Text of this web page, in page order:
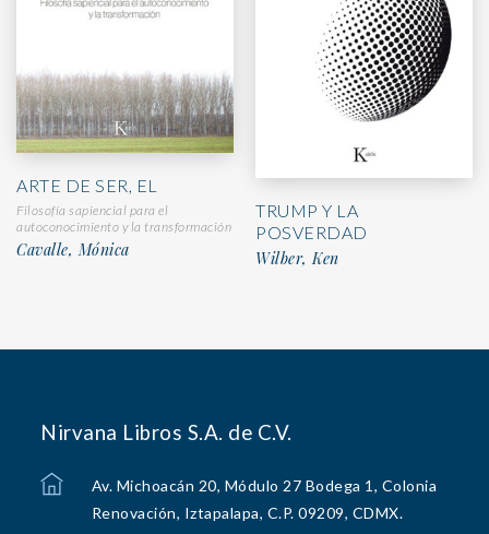
ARTE DE SER, EL
Filosofía sapiencial para el
autoconocimiento y la transformación
Cavalle, Mónica
TRUMP Y LA
POSVERDAD
Wilber, Ken
Nirvana Libros S.A. de C.V.
Av. Michoacán 20, Módulo 27 Bodega 1, Colonia
Renovación, Iztapalapa, C.P. 09209, CDMX.